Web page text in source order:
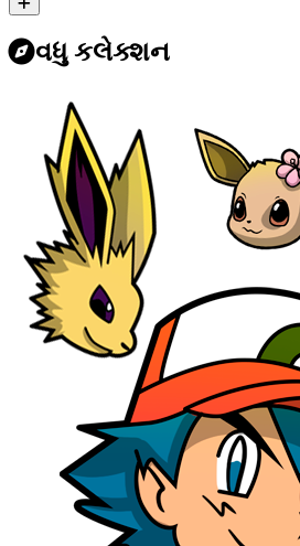
વધુ કલેક્શન